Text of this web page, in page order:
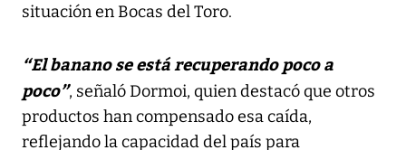
situación en Bocas del Toro.
“El banano se está recuperando poco a
poco”, señaló Dormoi, quien destacó que otros
productos han compensado esa caída,
reflejando la capacidad del país para